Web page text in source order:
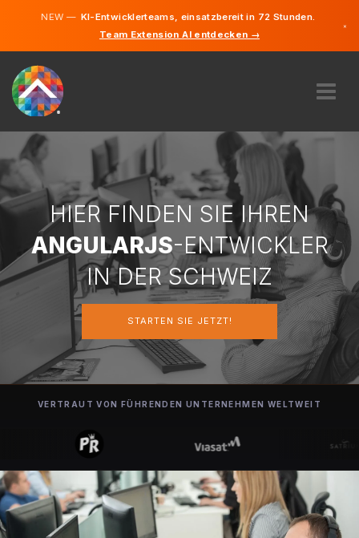
NEW —KI-Entwicklerteams, einsatzbereit in 72 Stunden.
Team Extension AI entdecken →
×
ÜBER UNS
EXPERTISE
WIE FUNKTIONIERT ES?
KARRIERE
FINDEN
SCHWEIZ
STARTEN SIE JETZT
Englisch
HIER FINDEN SIE IHREN
ANGULARJS-ENTWICKLER
IN DER SCHWEIZ
STARTEN SIE JETZT!
VERTRAUT VON FÜHRENDEN UNTERNEHMEN WELTWEIT